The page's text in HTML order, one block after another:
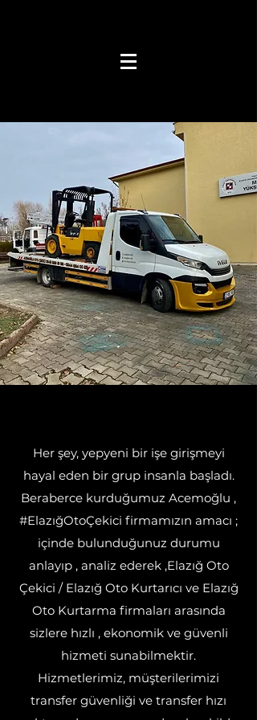
Her şey, yepyeni bir işe girişmeyi
hayal eden bir grup insanla başladı.
Beraberce kurduğumuz Acemoğlu ,
#ElazığOtoÇekici firmamızın amacı ;
içinde bulunduğunuz durumu
anlayıp , analiz ederek ,Elazığ Oto
Çekici / Elazığ Oto Kurtarıcı ve Elazığ
Oto Kurtarma firmaları arasında
sizlere hızlı , ekonomik ve güvenli
hizmeti sunabilmektir.
Hizmetlerimiz, müşterilerimizi
transfer güvenliği ve transfer hızı